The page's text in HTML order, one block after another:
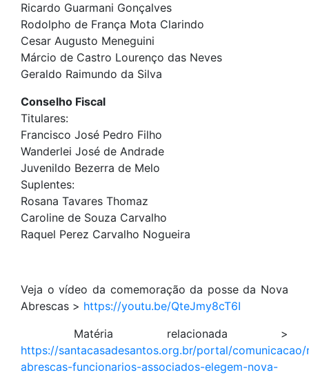
Ricardo Guarmani Gonçalves
Rodolpho de França Mota Clarindo
Cesar Augusto Meneguini
Márcio de Castro Lourenço das Neves
Geraldo Raimundo da Silva
Conselho Fiscal
Titulares:
Francisco José Pedro Filho
Wanderlei José de Andrade
Juvenildo Bezerra de Melo
Suplentes:
Rosana Tavares Thomaz
Caroline de Souza Carvalho
Raquel Perez Carvalho Nogueira
Veja o vídeo da comemoração da posse da Nova
Abrescas > https://youtu.be/QteJmy8cT6I
Matéria relacionada >
https://santacasadesantos.org.br/portal/
abrescas-funcionarios-associados-elegem-nova-